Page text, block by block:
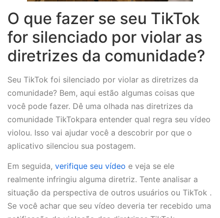
O que fazer se seu TikTok
for silenciado por violar as
diretrizes da comunidade?
Seu TikTok foi silenciado por violar as diretrizes da
comunidade? Bem, aqui estão algumas coisas que
você pode fazer. Dê uma olhada nas diretrizes da
comunidade TikTokpara entender qual regra seu vídeo
violou. Isso vai ajudar você a descobrir por que o
aplicativo silenciou sua postagem.
Em seguida, verifique seu vídeo e veja se ele
realmente infringiu alguma diretriz. Tente analisar a
situação da perspectiva de outros usuários ou TikTok .
Se você achar que seu vídeo deveria ter recebido uma